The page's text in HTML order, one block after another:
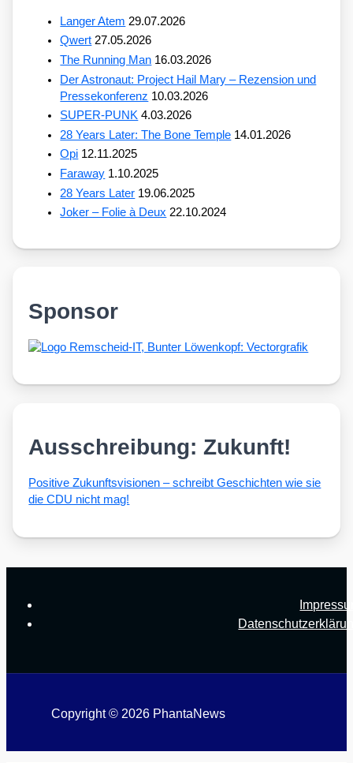
Langer Atem 29.07.2026
Qwert 27.05.2026
The Running Man 16.03.2026
Der Astronaut: Project Hail Mary – Rezension und
Pressekonferenz 10.03.2026
SUPER-PUNK 4.03.2026
28 Years Later: The Bone Temple 14.01.2026
Opi 12.11.2025
Faraway 1.10.2025
28 Years Later 19.06.2025
Joker – Folie à Deux 22.10.2024
Sponsor
Ausschreibung: Zukunft!
Posi­ti­ve Zukunfts­vi­sio­nen – schreibt Geschich­ten wie sie
die CDU nicht mag!
Copyright © 2026 PhantaNews